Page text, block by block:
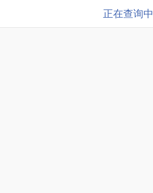
正在查询中